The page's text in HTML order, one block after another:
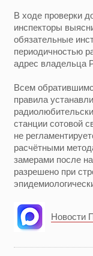
В ходе проверки
инспекторы
обязательные
периодичностью
адрес владельца
Всем
правила
станции сотовой
не
расчётными
замерами после
разрешено при
Новости